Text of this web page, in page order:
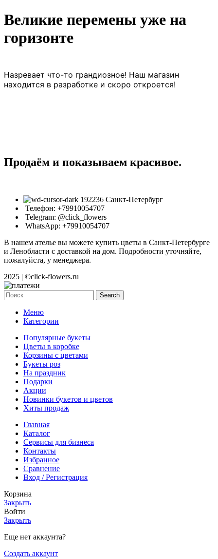
Великие перемены уже на
горизонте
Назревает что-то грандиозное! Наш магазин
находится в разработке и скоро откроется!
Продаём и показываем красивое.
192236 Санкт-Петербург
Телефон: +79910054707
Telegram: @click_flowers
WhatsApp: +79910054707
В нашем ателье вы можете купить цветы в Санкт-Петербурге
и Ленобласти с доставкой на дом. Подробности уточняйте,
пожалуйста, у менеджера.
2025 | ©click-flowers.ru
Search
Меню
Категории
Популярные букеты
Цветы в коробке
Корзины с цветами
Букеты роз
На праздник
Подарки
Акции
Новинки букетов и цветов
Хиты продаж
Главная
Каталог
Cервисы для бизнеса
Контакты
Избранное
Сравнение
Вход / Регистрация
Корзина
Закрыть
Войти
Закрыть
Еще нет аккаунта?
Создать аккаунт